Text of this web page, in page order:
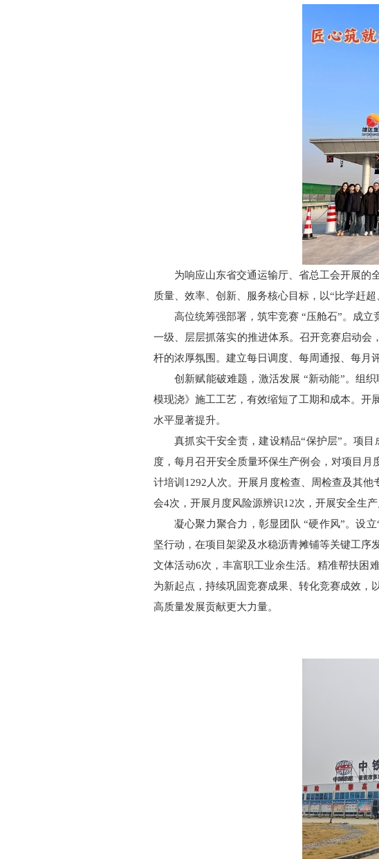
为响应山东省交通运输厅、省总工会开展的
质量、效率、创新、服务核心目标，以“比学赶
高位统筹强部署，筑牢竞赛 “压舱石”。成
一级、层层抓落实的推进体系。召开竞赛启动会
杆的浓厚氛围。建立每日调度、每周通报、每月
创新赋能破难题，激活发展 “新动能”。组
模现浇》施工工艺，有效缩短了工期和成本。开
水平显著提升。
真抓实干安全责，建设精品“保护层”。项
度，每月召开安全质量环保生产例会，对项目
计培训1292人次。开展月度检查、周检查及其
会4次，开展月度风险源辨识12次，开展安全生
凝心聚力聚合力，彰显团队 “硬作风”。设
坚行动，在项目架梁及水稳沥青摊铺等关键工序
文体活动6次，丰富职工业余生活。精准帮扶困
为新起点，持续巩固竞赛成果、转化竞赛成效，
高质量发展贡献更大力量。